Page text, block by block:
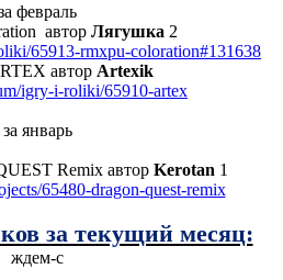
февраль
автор Лягушка 2
65913-rmxpu-coloration#131638
автор Artexik
igry-i-roliki/65910-artex
за январь
Remix автор Kerotan 1
65480-dragon-quest-remix
за текущий месяц:
ждем-с